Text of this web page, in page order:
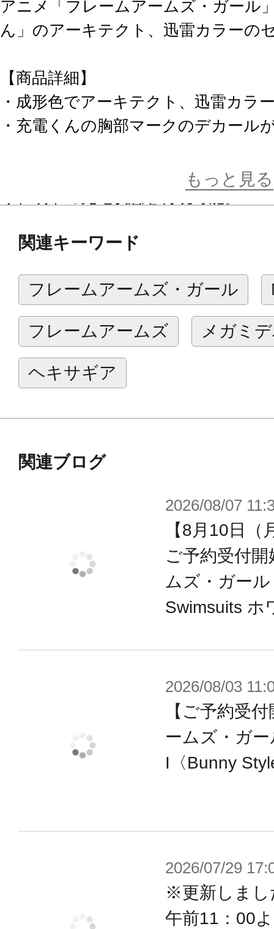
アニメ「フレームアームズ・ガール
ん」のアーキテクト、迅雷カラーの
【商品詳細】
・成形色でアーキテクト、迅雷カラ
・充電くんの胸部マークのデカール
・胸部ハッチから充電用のケーブル
ズの3mm軸部を接続可能。
※画像は開発中のイメージです。実
※画像は撮影用に塗装してあります
※本製品はお客様ご自身で組み立て
もっと見る
関連キーワード
フレームアームズ・ガール
フレームアームズ メガミ
ヘキサギア
関連ブログ
2026/08/07
【8月10日
ご予約受付
ムズ・ガー
Swimsuits ホ
2026/08/03
【ご予約受
ームズ・ガ
I〈Bunny
2026/07/29
※更新しま
午前11：00